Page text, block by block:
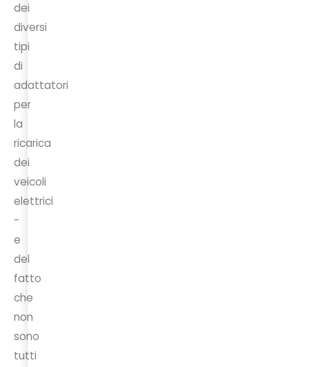
dei
diversi
tipi
di
adattatori
per
la
ricarica
dei
veicoli
elettrici
-
e
del
fatto
che
non
sono
tutti